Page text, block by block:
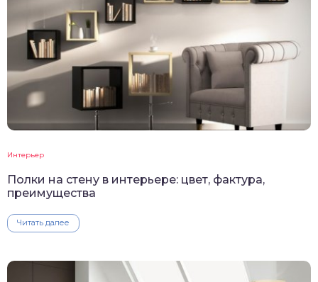
Интерьер
Полки на стену в интерьере: цвет, фактура,
преимущества
Читать далее